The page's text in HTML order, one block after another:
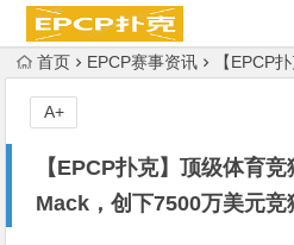
首页 EPCP赛事资讯 【EPCP扑克】顶
【EPCP扑克】顶级体育
Mack，创下7500万美元竞
A+